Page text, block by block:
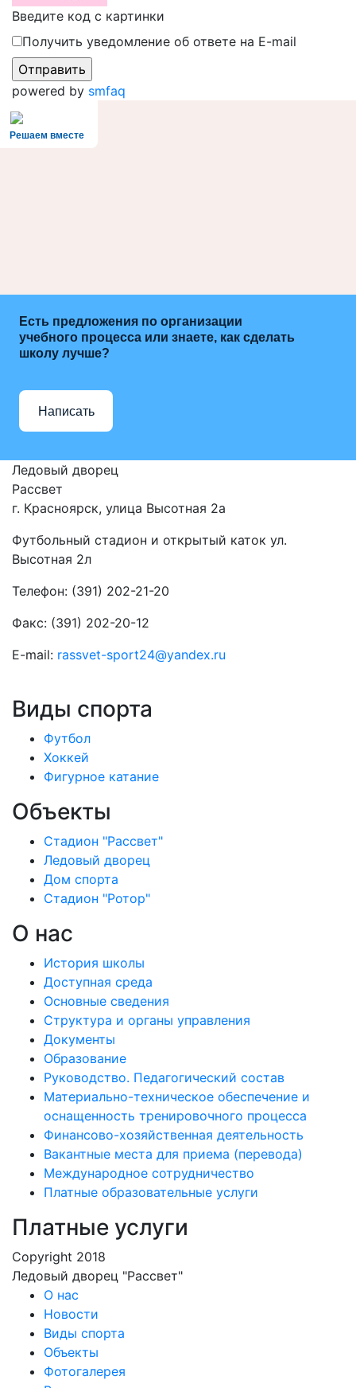
Введите код с картинки
Получить уведомление об ответе на E-mail
powered by smfaq
Решаем вместе
Есть предложения по организации
учебного процесса или знаете, как сделать
школу лучше?
Написать
Ледовый дворец
Рассвет
г. Красноярск, улица Высотная 2a
Футбольный стадион и открытый каток ул.
Высотная 2л
Телефон: (391) 202-21-20
Факс: (391) 202-20-12
E-mail: rassvet-sport24@yandex.ru
Виды спорта
Футбол
Хоккей
Фигурное катание
Объекты
Стадион "Рассвет"
Ледовый дворец
Дом спорта
Стадион "Ротор"
О нас
История школы
Доступная среда
Основные сведения
Структура и органы управления
Документы
Образование
Руководство. Педагогический состав
Материально-техническое обеспечение и
оснащенность тренировочного процесса
Финансово-хозяйственная деятельность
Вакантные места для приема (перевода)
Международное сотрудничество
Платные образовательные услуги
Платные услуги
Copyright 2018
Ледовый дворец "Рассвет"
О нас
Новости
Виды спорта
Объекты
Фотогалерея